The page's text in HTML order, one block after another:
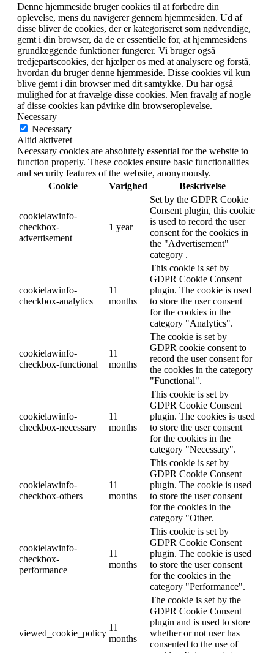
Denne hjemmeside bruger cookies til at forbedre din
oplevelse, mens du navigerer gennem hjemmesiden. Ud af
disse bliver de cookies, der er kategoriseret som nødvendige,
gemt i din browser, da de er essentielle for, at hjemmesidens
grundlæggende funktioner fungerer. Vi bruger også
tredjepartscookies, der hjælper os med at analysere og forstå,
hvordan du bruger denne hjemmeside. Disse cookies vil kun
blive gemt i din browser med dit samtykke. Du har også
mulighed for at fravælge disse cookies. Men fravalg af nogle
af disse cookies kan påvirke din browseroplevelse.
Necessary
Necessary
Altid aktiveret
Necessary cookies are absolutely essential for the website to
function properly. These cookies ensure basic functionalities
and security features of the website, anonymously.
Cookie
Varighed Beskrivelse
cookielawinfo-
checkbox-
advertisement
1 year
Set by the GDPR Cookie
Consent plugin, this cookie
is used to record the user
consent for the cookies in
the "Advertisement"
category .
cookielawinfo-
checkbox-analytics
11
months
This cookie is set by
GDPR Cookie Consent
plugin. The cookie is used
to store the user consent
for the cookies in the
category "Analytics".
cookielawinfo-
checkbox-functional
11
months
The cookie is set by
GDPR cookie consent to
record the user consent for
the cookies in the category
"Functional".
cookielawinfo-
checkbox-necessary
11
months
This cookie is set by
GDPR Cookie Consent
plugin. The cookies is used
to store the user consent
for the cookies in the
category "Necessary".
cookielawinfo-
checkbox-others
11
months
This cookie is set by
GDPR Cookie Consent
plugin. The cookie is used
to store the user consent
for the cookies in the
category "Other.
cookielawinfo-
checkbox-
performance
11
months
This cookie is set by
GDPR Cookie Consent
plugin. The cookie is used
to store the user consent
for the cookies in the
category "Performance".
viewed_cookie_policy
11
months
The cookie is set by the
GDPR Cookie Consent
plugin and is used to store
whether or not user has
consented to the use of